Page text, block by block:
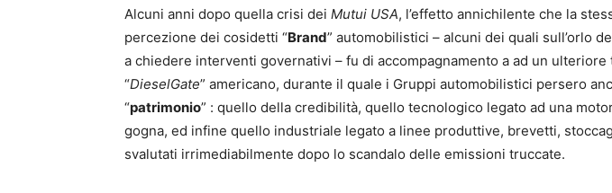
Alcuni anni dopo quella crisi dei Mutui USA, l’effetto annichilente che la
percezione dei cosidetti “Brand” automobilistici – alcuni dei quali sull’orlo
a chiedere interventi governativi – fu di accompagnamento a ad un
“DieselGate” americano, durante il quale i Gruppi automobilistici persero
“patrimonio” : quello della credibilità, quello tecnologico legato ad una
gogna, ed infine quello industriale legato a linee produttive, brevetti,
svalutati irrimediabilmente dopo lo scandalo delle emissioni truccate.